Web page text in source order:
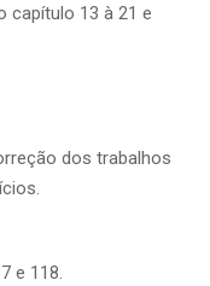
capítulo 13 à 21 e
dos trabalhos
e 118.